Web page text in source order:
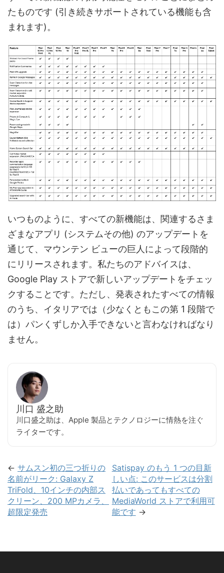
たものです (引き続きサポートされている機能も含
まれます)。
いつものように、すべての新機能は、関連するさま
ざまなアプリ (システムその他) のアップデートを
通じて、マウンテン ビューの巨人によって段階的
にリリースされます。私たちのアドバイスは、
Google Play ストアで新しいアップデートをチェッ
クすることです。ただし、発表されたすべての情報
のうち、イタリアでは（少なくともこの第 1 段階で
は）パンくずしか入手できないと言わなければなり
ません。
川口 盛之助
川口盛之助は、Apple 製品とテクノロジーに情熱を注ぐ
ライターです。
← サムスン初の三つ折りの
名前がリーク: Galaxy Z
TriFold、10インチの内部ス
クリーン、200 MPカメラ、
超限定発売
Satispay のもう 1 つの目新
しい点: このサービスは分割
払いであってもすべての
MediaWorld ストアで利用可
能です →